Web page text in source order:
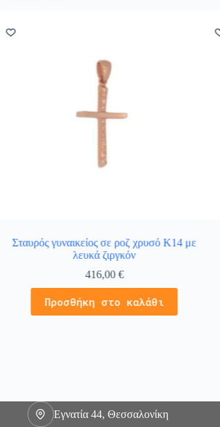
Σταυρός γυναικείος σε ροζ χρυσό Κ14 με
λευκά ζιργκόν
416,00€
Προσθήκη στο καλάθι
Εγνατία 44, Θεσσαλονίκη